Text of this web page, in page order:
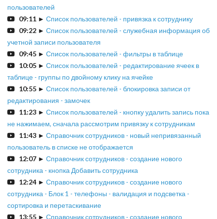
пользователей
09:11 ► Список пользователей - привязка к сотруднику
09:22 ► Список пользователей - служебная информация об
учетной записи пользователя
09:45 ► Список пользователей - фильтры в таблице
10:05 ► Список пользователей - редактирование ячеек в
таблице - группы по двойному клику на ячейке
10:55 ► Список пользователей - блокировка записи от
редактирования - замочек
11:23 ► Список пользователей - кнопку удалить запись пока
не нажимаем, сначала рассмотрим привязку к сотрудникам
11:43 ► Справочник сотрудников - новый непривязанный
пользователь в списке не отображается
12:07 ► Справочник сотрудников - создание нового
сотрудника - кнопка Добавить сотрудника
12:24 ► Справочник сотрудников - создание нового
сотрудника - Блок 1 - телефоны - валидация и подсветка -
сортировка и перетаскивание
13:55 ► Справочник сотрудников - создание нового